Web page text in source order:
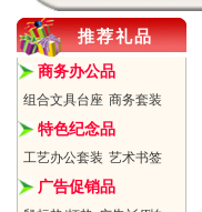
推荐礼品
商务办公品
组合文具台座 商务套装
特色纪念品
工艺办公套装 艺术书签
广告促销品